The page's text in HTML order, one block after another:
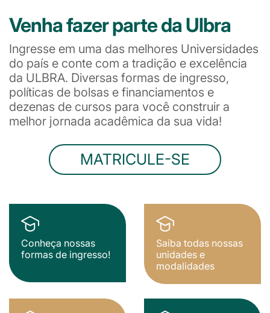
Venha fazer parte da Ulbra
Ingresse em uma das melhores Universidades
do país e conte com a tradição e excelência
da ULBRA. Diversas formas de ingresso,
políticas de bolsas e financiamentos e
dezenas de cursos para você construir a
melhor jornada acadêmica da sua vida!
MATRICULE-SE
Conheça nossas
formas de ingresso!
Saiba todas nossas
unidades e
modalidades